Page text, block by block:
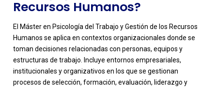
Recursos Humanos?
El Máster en Psicología del Trabajo y Gestión de los Recursos
Humanos se aplica en contextos organizacionales donde se
toman decisiones relacionadas con personas, equipos y
estructuras de trabajo. Incluye entornos empresariales,
institucionales y organizativos en los que se gestionan
procesos de selección, formación, evaluación, liderazgo y